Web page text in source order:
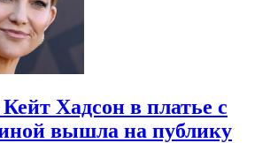
Хадсон в платье с
вышла на публику